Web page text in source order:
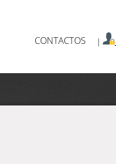
CONTACTOS |